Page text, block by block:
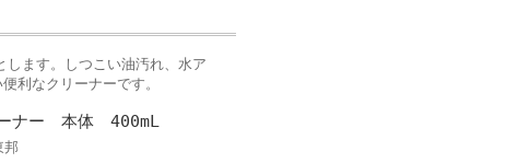
ます。しつこい油汚れ、水ア
利なクリーナーです。
ナー 本体 400mL
邦